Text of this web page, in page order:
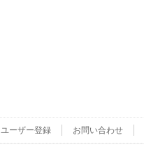
ユーザー登録 お問い合わせ